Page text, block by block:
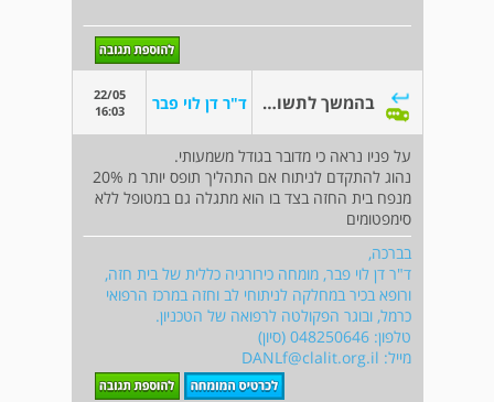
בהמשך לתשובתך ד"ר דן לוי פבר
22/05
16:03
על פניו נראה כי מדובר בגודל משמעותי.
נהוג להתקדם לניתוח אם התהליך תופס יותר מ 20%
מנפח בית החזה בצד בו הוא מתגלה גם במטופל ללא
סימפטומים
בברכה,
ד"ר דן לוי פבר, מומחה כירורגיה כללית של בית חזה,
ורופא בכיר במחלקה לניתוחי לב וחזה במרכז הרפואי
כרמל, ובוגר הפקולטה לרפואה של הטכניון.
טלפון: 048250646 (סיון)
מייל: DANLf@clalit.org.il